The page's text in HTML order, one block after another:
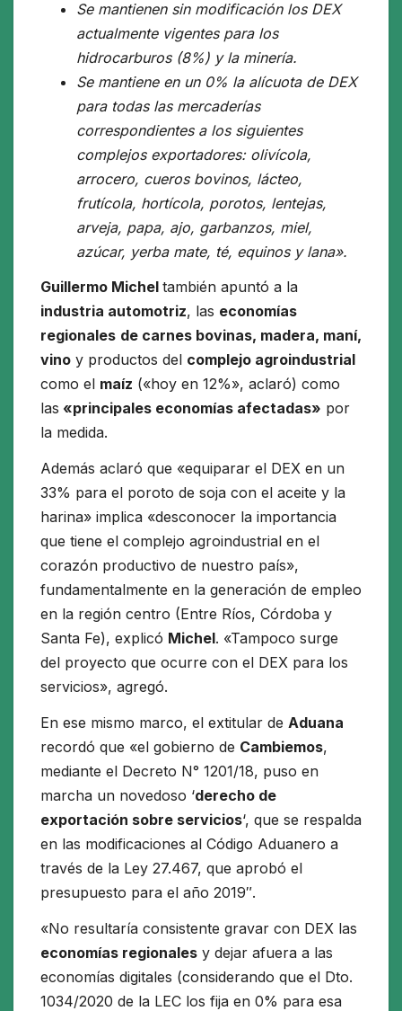
Se mantienen sin modificación los DEX
actualmente vigentes para los
hidrocarburos (8%) y la minería.
Se mantiene en un 0% la alícuota de DEX
para todas las mercaderías
correspondientes a los siguientes
complejos exportadores: olivícola,
arrocero, cueros bovinos, lácteo,
frutícola, hortícola, porotos, lentejas,
arveja, papa, ajo, garbanzos, miel,
azúcar, yerba mate, té, equinos y lana».
Guillermo Michel también apuntó a la
industria automotriz, las economías
regionales de carnes bovinas, madera, maní,
vino y productos del complejo agroindustrial
como el maíz («hoy en 12%», aclaró) como
las «principales economías afectadas» por
la medida.
Además aclaró que «equiparar el DEX en un
33% para el poroto de soja con el aceite y la
harina» implica «desconocer la importancia
que tiene el complejo agroindustrial en el
corazón productivo de nuestro país»,
fundamentalmente en la generación de empleo
en la región centro (Entre Ríos, Córdoba y
Santa Fe), explicó Michel. «Tampoco surge
del proyecto que ocurre con el DEX para los
servicios», agregó.
En ese mismo marco, el extitular de Aduana
recordó que «el gobierno de Cambiemos,
mediante el Decreto N° 1201/18, puso en
marcha un novedoso ‘derecho de
exportación sobre servicios‘, que se respalda
en las modificaciones al Código Aduanero a
través de la Ley 27.467, que aprobó el
presupuesto para el año 2019″.
«No resultaría consistente gravar con DEX las
economías regionales y dejar afuera a las
economías digitales (considerando que el Dto.
1034/2020 de la LEC los fija en 0% para esa